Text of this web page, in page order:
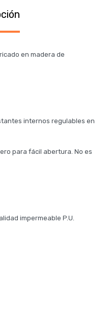
en madera de
internos regulables en
para fácil abertura. No es
impermeable P.U.